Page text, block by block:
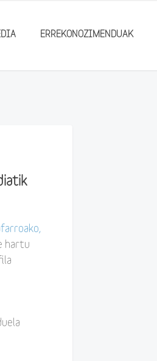
ERREKONOZIMENDUAK
hartu